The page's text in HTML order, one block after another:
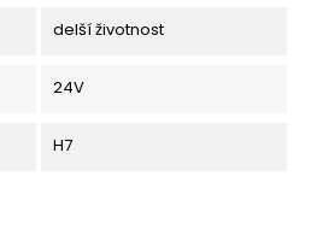
delší životnost
24V
H7